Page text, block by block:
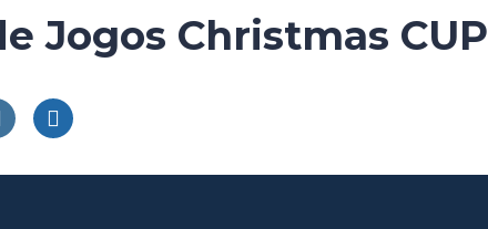
Jogos Christmas CUP